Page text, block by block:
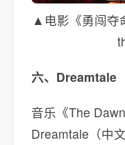
▲电影《勇闯夺
六、Dreamtale
音乐《The
Dreamtale（中